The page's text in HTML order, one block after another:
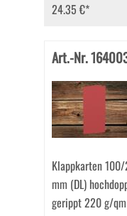
24.35 €*
Art.-Nr.
Klappkarten
mm (DL)
gerippt 220 g/qm